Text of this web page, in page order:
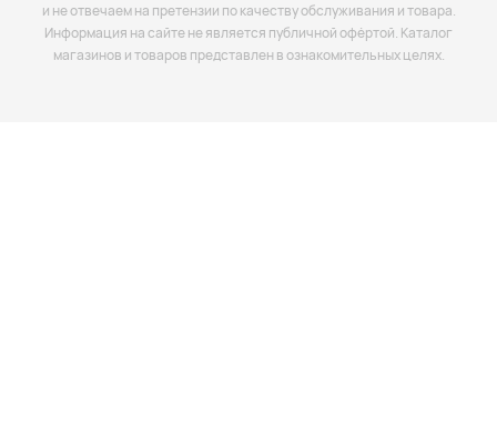
и не отвечаем на претензии по качеству обслуживания и товара.
Информация на сайте не является публичной офёртой. Каталог
магазинов и товаров представлен в ознакомительных целях.